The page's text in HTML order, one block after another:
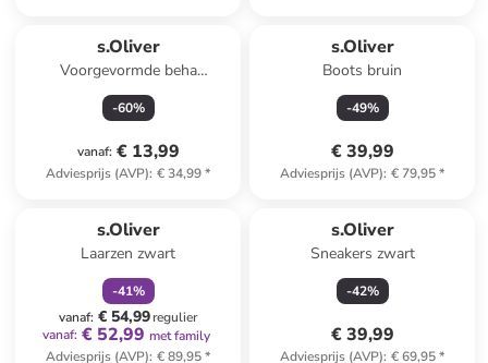
s.Oliver
Voorgevormde beha
koraalrood
-60%
vanaf: € 13,99
Adviesprijs (AVP): € 34,99*
s.Oliver
Boots bruin
-49%
€ 39,99
Adviesprijs (AVP): € 79,95*
s.Oliver
Laarzen zwart
-41%
vanaf: € 54,99regulier
vanaf: € 52,99 met family
Adviesprijs (AVP): € 89,95*
s.Oliver
Sneakers zwart
-42%
€ 39,99
Adviesprijs (AVP): € 69,95*